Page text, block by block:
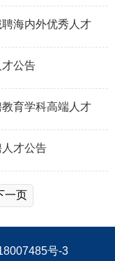
海内外优秀人才
公告
育学科高端人才
才公告
一页
号-3